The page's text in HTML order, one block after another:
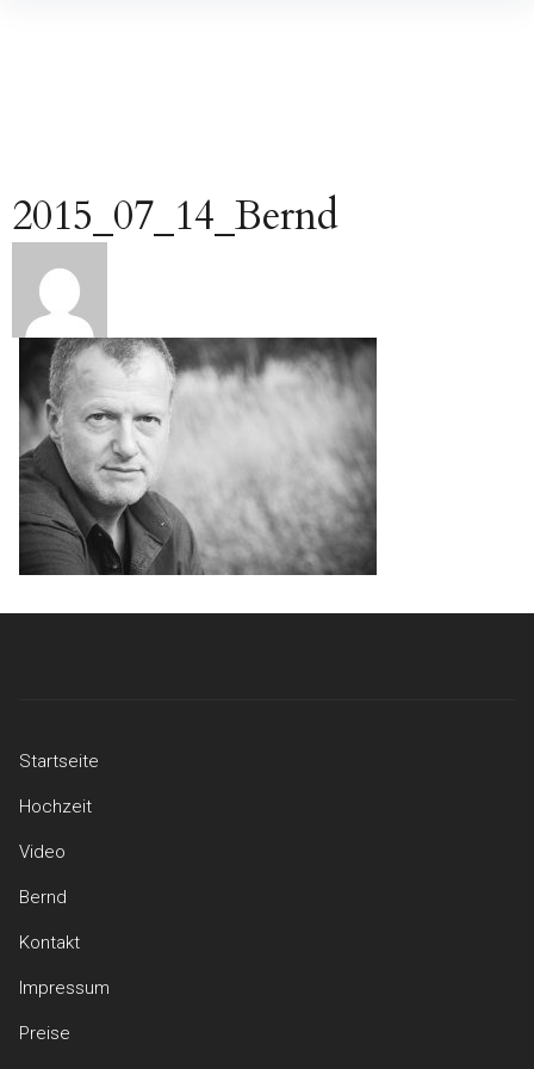
2015_07_14_Bernd
Beitragsnavigation
Startseite
Hochzeit
Video
Bernd
Kontakt
Impressum
Preise